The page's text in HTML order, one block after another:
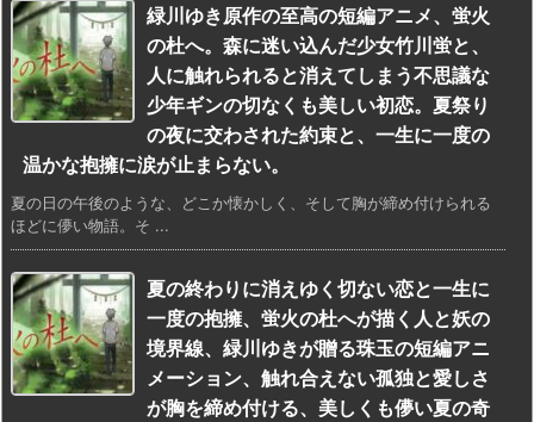
緑川ゆき原作の至高の短編アニメ、蛍火
の杜へ。森に迷い込んだ少女竹川蛍と、
人に触れられると消えてしまう不思議な
少年ギンの切なくも美しい初恋。夏祭り
の夜に交わされた約束と、一生に一度の
温かな抱擁に涙が止まらない。
夏の日の午後のような、どこか懐かしく、そして胸が締め付けられる
ほどに儚い物語。そ ...
夏の終わりに消えゆく切ない恋と一生に
一度の抱擁、蛍火の杜へが描く人と妖の
境界線、緑川ゆきが贈る珠玉の短編アニ
メーション、触れ合えない孤独と愛しさ
が胸を締め付ける、美しくも儚い夏の奇